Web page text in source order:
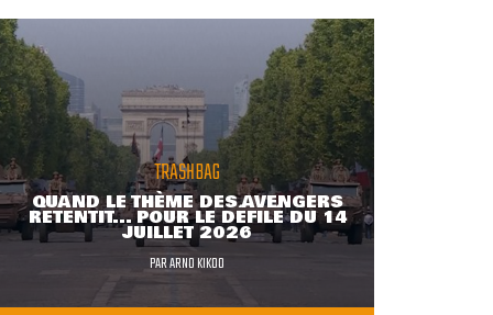
TRASHBAG
QUAND LE THÈME DES AVENGERS
RETENTIT... POUR LE DÉFILÉ DU 14
JUILLET 2026
PARARNO KIKOO